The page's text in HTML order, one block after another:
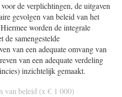
de verplichtingen, de uitgaven
gevolgen van beleid van het
worden de integrale
de samengestelde
van een adequate omvang van
van een adequate verdeling
inzichtelijk gemaakt.
van beleid (x € 1 000)